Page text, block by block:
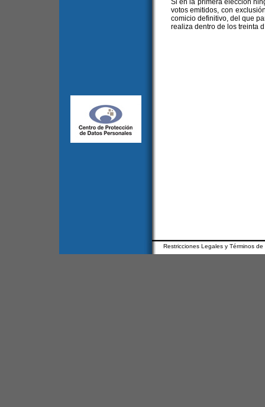
Si en la primera elección
votos emitidos, con
comicio definitivo, del que
realiza dentro de los treinta
Restricciones Legales y Términos de